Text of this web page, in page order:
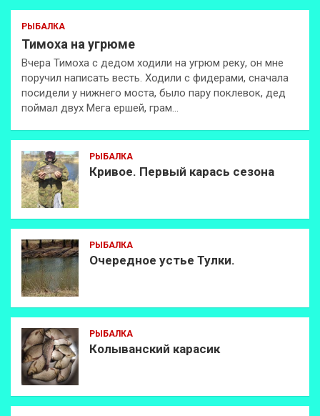
РЫБАЛКА
Тимоха на угрюме
Вчера Тимоха с дедом ходили на угрюм реку, он мне
поручил написать весть. Ходили с фидерами, сначала
посидели у нижнего моста, было пару поклевок, дед
поймал двух Мега ершей, грам…
РЫБАЛКА
Кривое. Первый карась сезона
РЫБАЛКА
Очередное устье Тулки.
РЫБАЛКА
Колыванский карасик